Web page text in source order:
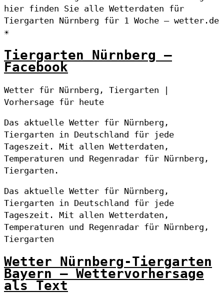
hier finden Sie alle Wetterdaten für
Tiergarten Nürnberg für 1 Woche – wetter.de
☀
Tiergarten Nürnberg –
Facebook
Wetter für Nürnberg, Tiergarten |
Vorhersage für heute
Das aktuelle Wetter für Nürnberg,
Tiergarten in Deutschland für jede
Tageszeit. Mit allen Wetterdaten,
Temperaturen und Regenradar für Nürnberg,
Tiergarten.
Das aktuelle Wetter für Nürnberg,
Tiergarten in Deutschland für jede
Tageszeit. Mit allen Wetterdaten,
Temperaturen und Regenradar für Nürnberg,
Tiergarten
Wetter Nürnberg-Tiergarten
Bayern – Wettervorhersage
als Text